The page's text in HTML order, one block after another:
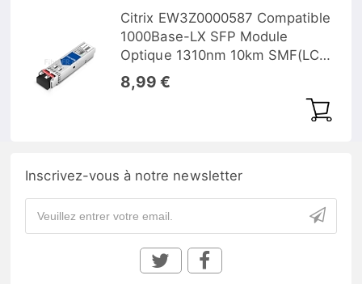
Citrix EW3Z0000587 Compatible
1000Base-LX SFP Module
Optique 1310nm 10km SMF(LC
Duplex) DOM
8,99 €
Inscrivez-vous à notre newsletter